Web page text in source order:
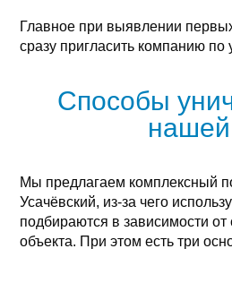
Главное при выявлении
сразу пригласить компанию
Способы
Мы предлагаем комплексный
Усачёвский, из-за чего
подбираются в зависимости
объекта. При этом есть три